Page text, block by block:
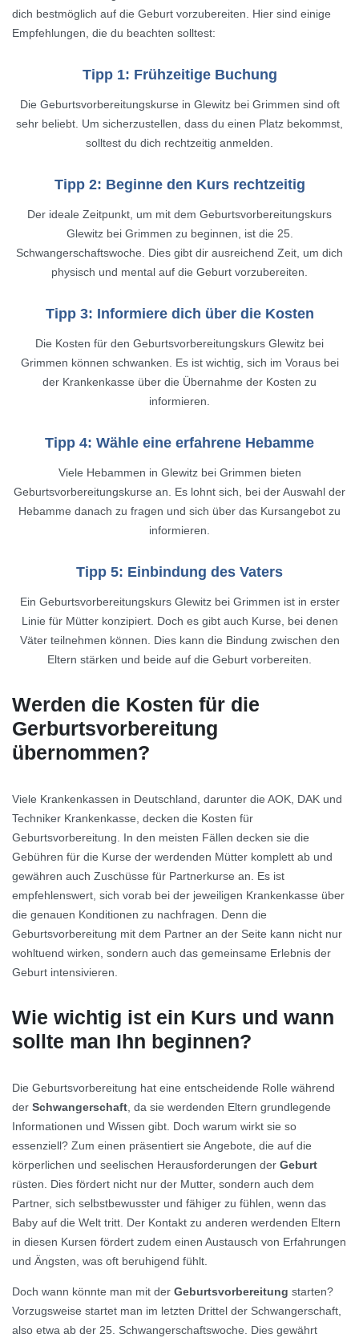
dich bestmöglich auf die Geburt vorzubereiten. Hier sind einige
Empfehlungen, die du beachten solltest:
Tipp 1: Frühzeitige Buchung
Die Geburtsvorbereitungskurse in Glewitz bei Grimmen sind oft
sehr beliebt. Um sicherzustellen, dass du einen Platz bekommst,
solltest du dich rechtzeitig anmelden.
Tipp 2: Beginne den Kurs rechtzeitig
Der ideale Zeitpunkt, um mit dem Geburtsvorbereitungskurs
Glewitz bei Grimmen zu beginnen, ist die 25.
Schwangerschaftswoche. Dies gibt dir ausreichend Zeit, um dich
physisch und mental auf die Geburt vorzubereiten.
Tipp 3: Informiere dich über die Kosten
Die Kosten für den Geburtsvorbereitungskurs Glewitz bei
Grimmen können schwanken. Es ist wichtig, sich im Voraus bei
der Krankenkasse über die Übernahme der Kosten zu
informieren.
Tipp 4: Wähle eine erfahrene Hebamme
Viele Hebammen in Glewitz bei Grimmen bieten
Geburtsvorbereitungskurse an. Es lohnt sich, bei der Auswahl der
Hebamme danach zu fragen und sich über das Kursangebot zu
informieren.
Tipp 5: Einbindung des Vaters
Ein Geburtsvorbereitungskurs Glewitz bei Grimmen ist in erster
Linie für Mütter konzipiert. Doch es gibt auch Kurse, bei denen
Väter teilnehmen können. Dies kann die Bindung zwischen den
Eltern stärken und beide auf die Geburt vorbereiten.
Werden die Kosten für die
Gerburtsvorbereitung
übernommen?
Viele Krankenkassen in Deutschland, darunter die AOK, DAK und
Techniker Krankenkasse, decken die Kosten für
Geburtsvorbereitung. In den meisten Fällen decken sie die
Gebühren für die Kurse der werdenden Mütter komplett ab und
gewähren auch Zuschüsse für Partnerkurse an. Es ist
empfehlenswert, sich vorab bei der jeweiligen Krankenkasse über
die genauen Konditionen zu nachfragen. Denn die
Geburtsvorbereitung mit dem Partner an der Seite kann nicht nur
wohltuend wirken, sondern auch das gemeinsame Erlebnis der
Geburt intensivieren.
Wie wichtig ist ein Kurs und wann
sollte man Ihn beginnen?
Die Geburtsvorbereitung hat eine entscheidende Rolle während
der Schwangerschaft, da sie werdenden Eltern grundlegende
Informationen und Wissen gibt. Doch warum wirkt sie so
essenziell? Zum einen präsentiert sie Angebote, die auf die
körperlichen und seelischen Herausforderungen der Geburt
rüsten. Dies fördert nicht nur der Mutter, sondern auch dem
Partner, sich selbstbewusster und fähiger zu fühlen, wenn das
Baby auf die Welt tritt. Der Kontakt zu anderen werdenden Eltern
in diesen Kursen fördert zudem einen Austausch von Erfahrungen
und Ängsten, was oft beruhigend fühlt.
Doch wann könnte man mit der Geburtsvorbereitung starten?
Vorzugsweise startet man im letzten Drittel der Schwangerschaft,
also etwa ab der 25. Schwangerschaftswoche. Dies gewährt